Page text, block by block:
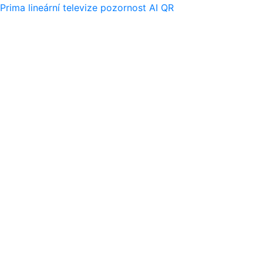
Prima lineární televize pozornost AI QR